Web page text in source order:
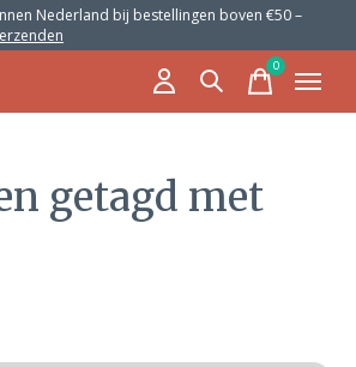
Nederland bij bestellingen boven €50 –
0items
getagd met